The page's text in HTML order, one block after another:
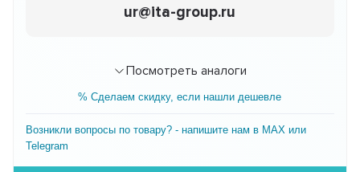
ur@ita-group.ru
Посмотреть аналоги
% Сделаем скидку, если нашли дешевле
Возникли вопросы по товару? - напишите нам в MAX или
Telegram